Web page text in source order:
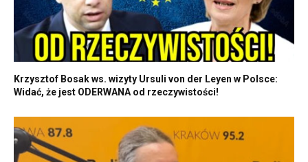
Krzysztof Bosak ws. wizyty Ursuli von der Leyen w Polsce:
Widać, że jest ODERWANA od rzeczywistości!